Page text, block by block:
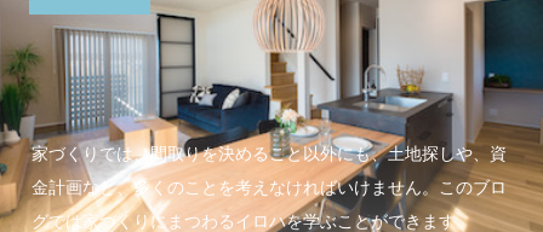
家づくりでは、間取りを決めること以外にも、土地探しや、資
金計画など、多くのことを考えなければいけません。このブロ
グでは家づくりにまつわるイロハを学ぶことができます。